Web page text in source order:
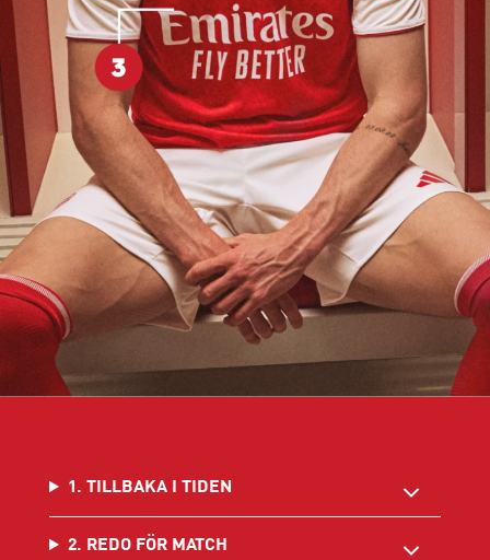
1. TILLBAKA I TIDEN
2. REDO FÖR MATCH